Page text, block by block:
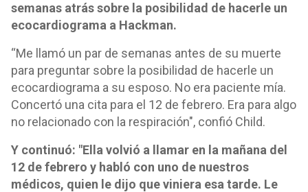
semanas atrás sobre la posibilidad de hacerle un
ecocardiograma a Hackman.
“Me llamó un par de semanas antes de su muerte
para preguntar sobre la posibilidad de hacerle un
ecocardiograma a su esposo. No era paciente mía.
Concertó una cita para el 12 de febrero. Era para algo
no relacionado con la respiración", confió Child.
Y continuó: "Ella volvió a llamar en la mañana del
12 de febrero y habló con uno de nuestros
médicos, quien le dijo que viniera esa tarde. Le